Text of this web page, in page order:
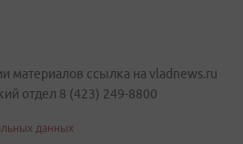
материалов ссылка на vladnews.ru
отдел 8 (423) 249-8800
данных